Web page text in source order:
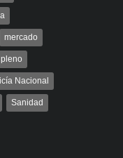
mercado
pleno
Nacional
Sanidad